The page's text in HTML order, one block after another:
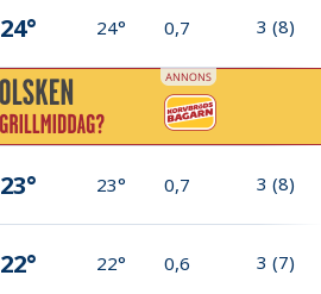
24° 24° 0,7 3 (8)
23° 23° 0,7 3 (8)
22° 22° 0,6 3 (7)